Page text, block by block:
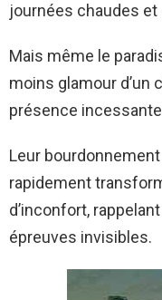
journées chaudes
Mais même le
moins glamour d’un
présence
Leur
rapidement
d’inconfort,
épreuves invisibles.